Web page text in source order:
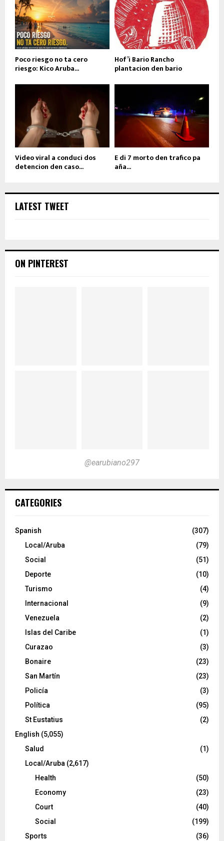
Poco riesgo no ta cero
riesgo: Kico Aruba...
Hof’i Bario Rancho
plantacion den bario
Video viral a conduci dos
detencion den caso...
E di 7 morto den trafico pa
aña...
LATEST TWEET
ON PINTEREST
@earubiano297
CATEGORIES
Spanish
(307)
Local/Aruba
(79)
Social
(51)
Deporte
(10)
Turismo
(4)
Internacional
(9)
Venezuela
(2)
Islas del Caribe
(1)
Curazao
(3)
Bonaire
(23)
San Martín
(23)
Policía
(3)
Política
(95)
St Eustatius
(2)
English (5,055)
Salud
(1)
Local/Aruba (2,617)
Health
(50)
Economy
(23)
Court
(40)
Social
(199)
Sports
(36)